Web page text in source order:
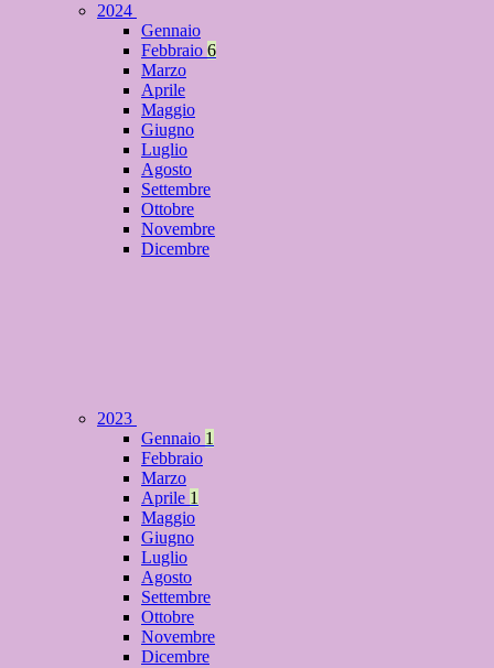
2024
Gennaio
Febbraio 6
Marzo
Aprile
Maggio
Giugno
Luglio
Agosto
Settembre
Ottobre
Novembre
Dicembre
2023
Gennaio 1
Febbraio
Marzo
Aprile 1
Maggio
Giugno
Luglio
Agosto
Settembre
Ottobre
Novembre
Dicembre